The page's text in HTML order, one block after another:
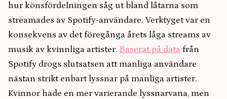
hur könsfördelningen såg ut bland låtarna som
streamades av Spotify-användare. Verktyget var en
konsekvens av det föregånga årets låga streams av
musik av kvinnliga artister. Baserat på data från
Spotify drogs slutsatsen att manliga användare
nästan strikt enbart lyssnar på manliga artister.
Kvinnor hade en mer varierande lyssnarvana, men